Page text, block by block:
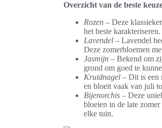
Overzicht van de beste
Rozen – Deze
het beste
Lavendel – Lavendel
Deze zomerbloemen
Jasmijn – Bekend om
grond om goed te
Kruidnagel – Dit is een
en bloeit vaak van juli
Bijenorchis – Deze
bloeien in de late
elke tuin.